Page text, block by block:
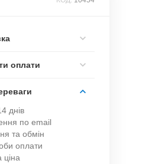
оплати
днів
по email
та обмін
оплати